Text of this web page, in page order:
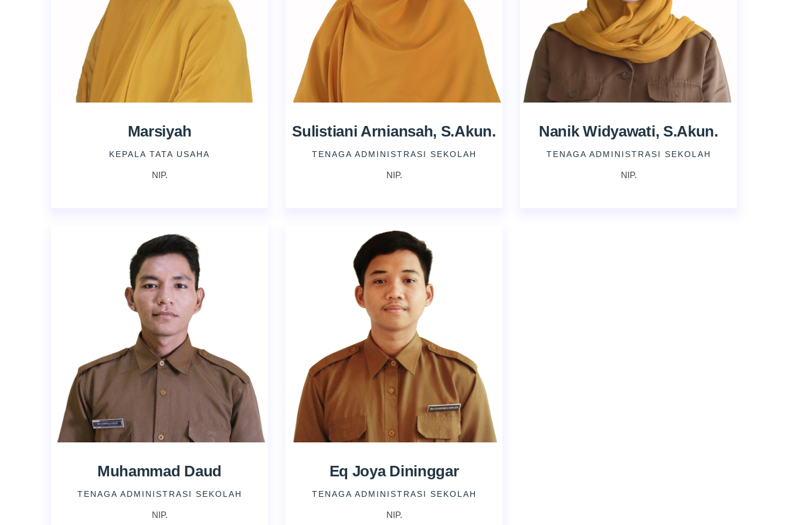
Marsiyah
KEPALA TATA USAHA
NIP.
Sulistiani Arniansah, S.Akun.
TENAGA ADMINISTRASI SEKOLAH
NIP.
Nanik Widyawati, S.Akun.
TENAGA ADMINISTRASI SEKOLAH
NIP.
Muhammad Daud
TENAGA ADMINISTRASI SEKOLAH
NIP.
Eq Joya Dininggar
TENAGA ADMINISTRASI SEKOLAH
NIP.